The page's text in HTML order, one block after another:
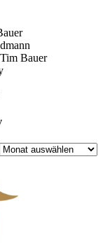
Bauer